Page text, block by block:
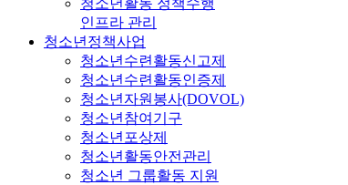
인프라 관리
청소년정책사업
청소년수련활동신고제
청소년수련활동인증제
청소년자원봉사(DOVOL)
청소년참여기구
청소년포상제
청소년활동안전관리
청소년 그룹활동 지원